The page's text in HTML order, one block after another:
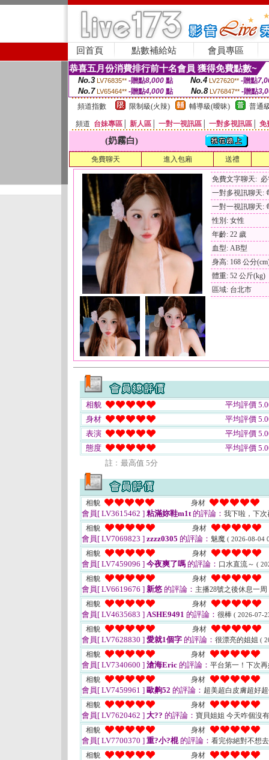
回首頁 點數補給站 會員專區
恭喜五月份消費排行前十名會員 獲得免費點數~
No.3 LV76835** -贈點8,000點 No.4 LV27620** -贈點
No.7 LV65464** -贈點4,000 點 No.8 LV76847** -贈點
頻道指數
限制級(火辣) 輔導級(曖昧) 普通
頻道 台妹專區 新人區 一對一視訊區 一對多視訊區 免
(奶霧白)
免費聊天 進入包廂 送禮
免費文字聊天:
一對多視訊聊天:
一對一視訊聊天:
性別: 女性
年齡: 22 歲
血型: AB型
身高: 168 公分
體重: 52 公斤(kg)
區域: 台北市
相貌
平均評價
身材
平均評價
表演
平均評價
態度
平均評價
註﹕最高值 5分
相貌 身材
會員[ LV3615462 ] 粘滿妳鞋m1t的評論： 我下啦，下
相貌
身材
會員[ LV7069823 ] zzzz0305 的評論： 魅魔 ( 2026-08-04
相貌 身材
會員[ LV7459096 ] 今夜爽了嗎 的評論： 口水直流～ (
相貌 身材
會員[ LV6619676 ] 新悠 的評論： 主播28號之後休息一周
相貌
身材
會員[ LV4635683 ] ASHE9491 的評論： 很棒 ( 2026-07-
相貌 身材
會員[ LV7628830 ] 愛就1個字 的評論： 很漂亮的姐姐 (
相貌 身材
會員[ LV7340600 ] 滄海Eric 的評論： 平台第一！下次
相貌
身材
會員[ LV7459961 ] 歐齁52 的評論： 超美超白皮膚超好
相貌
身材
會員[ LV7620462 ] 大?? 的評論： 寶貝姐姐 今天咋個沒
相貌
身材
會員[ LV7700370 ] 重?小?棍的評論： 看完你絕對不想
相貌
身材